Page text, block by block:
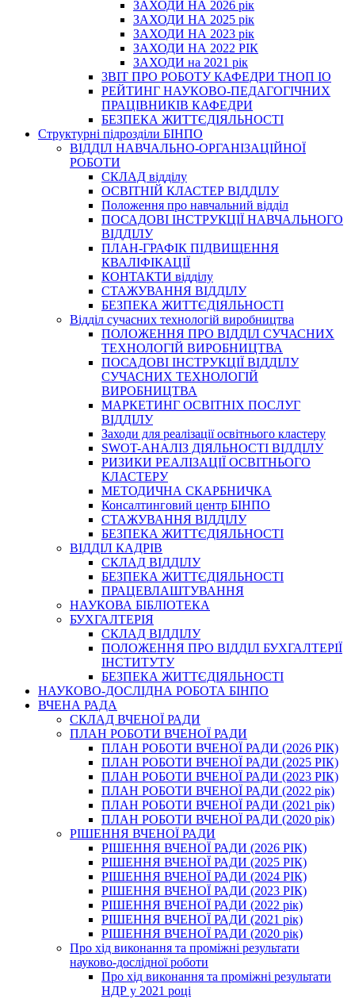
ЗАХОДИ НА 2026 рік
ЗАХОДИ НА 2025 рік
ЗАХОДИ НА 2023 рік
ЗАХОДИ НА 2022 РІК
ЗАХОДИ на 2021 рік
3BIT ПРО РОБОТУ КАФЕДРИ ТНОП ІО
РЕЙТИНГ НАУКОВО-ПЕДАГОГІЧНИХ
ПРАЦІВНИКІВ КАФЕДРИ
БЕЗПЕКА ЖИТТЄДІЯЛЬНОСТІ
Структурні підрозділи БІНПО
ВІДДІЛ НАВЧАЛЬНО-ОРГАНІЗАЦІЙНОЇ
РОБОТИ
СКЛАД відділу
ОСВІТНІЙ КЛАСТЕР ВІДДІЛУ
Положення про навчальний вiддiл
ПОСАДОВІ ІНСТРУКЦІЇ НАВЧАЛЬНОГО
ВІДДІЛУ
ПЛАН-ГРАФІК ПІДВИЩЕННЯ
КВАЛІФІКАЦІЇ
КОНТАКТИ відділу
СТАЖУВАННЯ ВІДДІЛУ
БЕЗПЕКА ЖИТТЄДІЯЛЬНОСТІ
Відділ сучасних технологій виробництва
ПОЛОЖЕННЯ ПРО ВІДДІЛ СУЧАСНИХ
ТЕХНОЛОГІЙ ВИРОБНИЦТВА
ПОСАДОВІ ІНСТРУКЦІЇ ВІДДІЛУ
СУЧАСНИХ ТЕХНОЛОГІЙ
ВИРОБНИЦТВА
МАРКЕТИНГ ОСВІТНІХ ПОСЛУГ
ВІДДІЛУ
Заходи для реалізації освітнього кластеру
SWOT-АНАЛІЗ ДІЯЛЬНОСТІ ВІДДІЛУ
РИЗИКИ РЕАЛІЗАЦІЇ ОСВІТНЬОГО
КЛАСТЕРУ
МЕТОДИЧНА СКАРБНИЧКА
Консалтинговий центр БІНПО
СТАЖУВАННЯ ВІДДІЛУ
БЕЗПЕКА ЖИТТЄДІЯЛЬНОСТІ
ВІДДІЛ КАДРІВ
СКЛАД ВІДДІЛУ
БЕЗПЕКА ЖИТТЄДІЯЛЬНОСТІ
ПРАЦЕВЛАШТУВАННЯ
НАУКОВА БІБЛІОТЕКА
БУХГАЛТЕРІЯ
СКЛАД ВІДДІЛУ
ПОЛОЖЕННЯ ПРО ВІДДІЛ БУХГАЛТЕРІЇ
ІНСТИТУТУ
БЕЗПЕКА ЖИТТЄДІЯЛЬНОСТІ
НАУКОВО-ДОСЛІДНА РОБОТА БІНПО
ВЧЕНА РАДА
СКЛАД ВЧЕНОЇ РАДИ
ПЛАН РОБОТИ ВЧЕНОЇ РАДИ
ПЛАН РОБОТИ ВЧЕНОЇ РАДИ (2026 РІК)
ПЛАН РОБОТИ ВЧЕНОЇ РАДИ (2025 РІК)
ПЛАН РОБОТИ ВЧЕНОЇ РАДИ (2023 РІК)
ПЛАН РОБОТИ ВЧЕНОЇ РАДИ (2022 рік)
ПЛАН РОБОТИ ВЧЕНОЇ РАДИ (2021 рік)
ПЛАН РОБОТИ ВЧЕНОЇ РАДИ (2020 рік)
РІШЕННЯ ВЧЕНОЇ РАДИ
РІШЕННЯ ВЧЕНОЇ РАДИ (2026 РІК)
РІШЕННЯ ВЧЕНОЇ РАДИ (2025 РІК)
РІШЕННЯ ВЧЕНОЇ РАДИ (2024 РІК)
РІШЕННЯ ВЧЕНОЇ РАДИ (2023 РІК)
РІШЕННЯ ВЧЕНОЇ РАДИ (2022 рік)
РІШЕННЯ ВЧЕНОЇ РАДИ (2021 рік)
РІШЕННЯ ВЧЕНОЇ РАДИ (2020 рік)
Про хід виконання та проміжні результати
науково-дослідної роботи
Про хід виконання та проміжні результати
НДР у 2021 році